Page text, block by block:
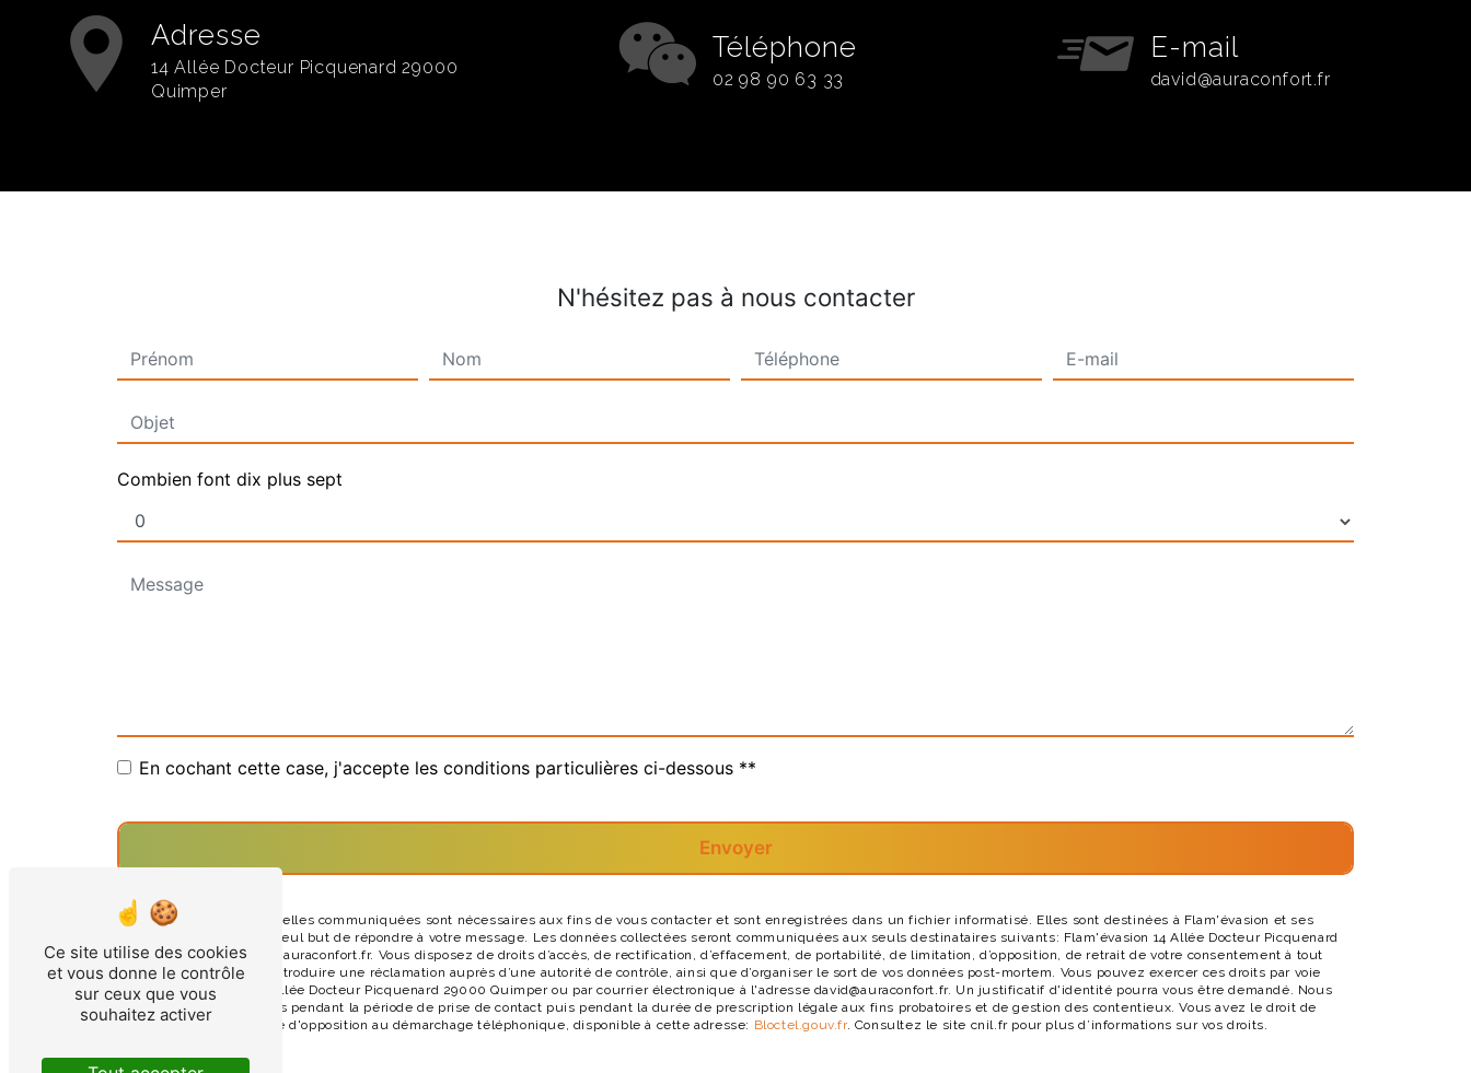
Adresse
14 Allée Docteur Picquenard 29000
Quimper
Téléphone
02 98 90 63 33
E-mail
david@auraconfort.fr
N'hésitez pas à nous contacter
Combien font dix plus sept
En cochant cette case, j'accepte les conditions particulières ci-dessous **
Envoyer
** Les données personnelles communiquées sont nécessaires aux fins de vous contacter et sont enregistrées dans un fichier informatisé. Elles sont destinées à Flam'évasion et ses
sous-traitants dans le seul but de répondre à votre message. Les données collectées seront communiquées aux seuls destinataires suivants: Flam'évasion 14 Allée Docteur Picquenard
29000 Quimper david@auraconfort.fr. Vous disposez de droits d’accès, de rectification, d’effacement, de portabilité, de limitation, d’opposition, de retrait de votre consentement à tout
moment et du droit d’introduire une réclamation auprès d’une autorité de contrôle, ainsi que d’organiser le sort de vos données post-mortem. Vous pouvez exercer ces droits par voie
postale à l'adresse 14 Allée Docteur Picquenard 29000 Quimper ou par courrier électronique à l'adresse david@auraconfort.fr. Un justificatif d'identité pourra vous être demandé. Nous
conservons vos données pendant la période de prise de contact puis pendant la durée de prescription légale aux fins probatoires et de gestion des contentieux. Vous avez le droit de
vous inscrire sur la liste d'opposition au démarchage téléphonique, disponible à cette adresse: Bloctel.gouv.fr. Consultez le site cnil.fr pour plus d’informations sur vos droits.
Ce site utilise des cookies
et vous donne le contrôle
sur ceux que vous
souhaitez activer